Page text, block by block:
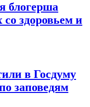
блогерша
со здоровьем и
в Госдуму
заповедям